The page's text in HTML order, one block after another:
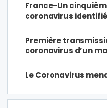
France-Un
coronavirus identifié
Première
coronavirus d’un
Le Coronavirus